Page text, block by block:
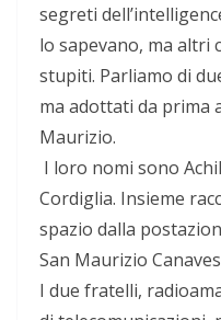
segreti
lo sapevano, ma altri
stupiti. Parliamo di
ma adottati da prima
Maurizio.
I loro nomi sono
Cordiglia. Insieme
spazio dalla
San Maurizio
I due fratelli,